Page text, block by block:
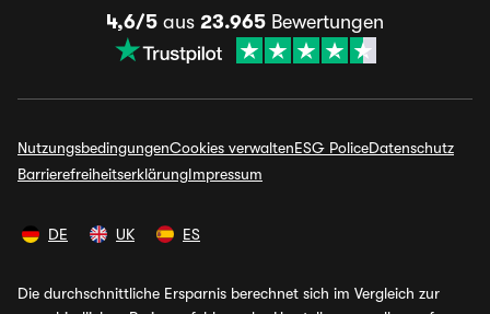
4,6/5 aus 23.965 Bewertungen
NutzungsbedingungenCookies verwaltenESG PoliceDatenschutz
BarrierefreiheitserklärungImpressum
DE UK ES
Die durchschnittliche Ersparnis berechnet sich im Vergleich zur